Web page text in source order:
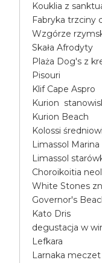
Kouklia z
Fabryka trzciny
Wzgórze
Skała Afrodyty
Plaża Dog's z
Pisouri
Klif Cape Aspro
Kurion
Kurion Beach
Kolossi
Limassol Marina
Limassol
Choroikoitia
White Stones
Governor's
Kato Dris
degustacja w
Lefkara
Larnaka meczet